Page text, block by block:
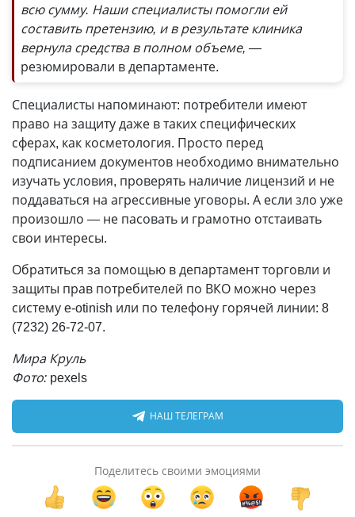
всю сумму. Наши специалисты помогли ей
составить претензию, и в результате клиника
вернула средства в полном объеме, —
резюмировали в департаменте.
Специалисты напоминают: потребители имеют
право на защиту даже в таких специфических
сферах, как косметология. Просто перед
подписанием документов необходимо внимательно
изучать условия, проверять наличие лицензий и не
поддаваться на агрессивные уговоры. А если зло уже
произошло — не пасовать и грамотно отстаивать
свои интересы.
Обратиться за помощью в департамент торговли и
защиты прав потребителей по ВКО можно через
систему e-otinish или по телефону горячей линии: 8
(7232) 26-72-07.
Мира Круль
Фото: pexels
НАШ ТЕЛЕГРАМ
Поделитесь своими эмоциями